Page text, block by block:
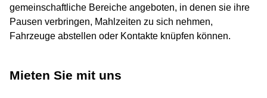
gemeinschaftliche Bereiche angeboten, in denen sie ihre
Pausen verbringen, Mahlzeiten zu sich nehmen,
Fahrzeuge abstellen oder Kontakte knüpfen können.
Mieten Sie mit uns